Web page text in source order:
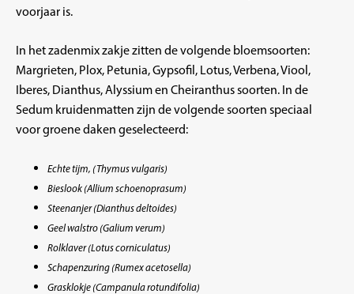
voorjaar is.
In het zadenmix zakje zitten de volgende bloemsoorten:
Margrieten, Plox, Petunia, Gypsofil, Lotus, Verbena, Viool,
Iberes, Dianthus, Alyssium en Cheiranthus soorten. In de
Sedum kruidenmatten zijn de volgende soorten speciaal
voor groene daken geselecteerd:
Echte tijm, (Thymus vulgaris)
Bieslook (Allium schoenoprasum)
Steenanjer (Dianthus deltoides)
Geel walstro (Galium verum)
Rolklaver (Lotus corniculatus)
Schapenzuring (Rumex acetosella)
Grasklokje (Campanula rotundifolia)